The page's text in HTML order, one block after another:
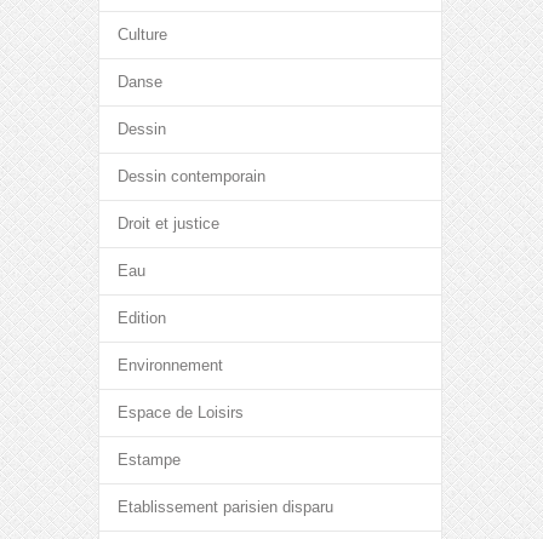
Culture
Danse
Dessin
Dessin contemporain
Droit et justice
Eau
Edition
Environnement
Espace de Loisirs
Estampe
Etablissement parisien disparu